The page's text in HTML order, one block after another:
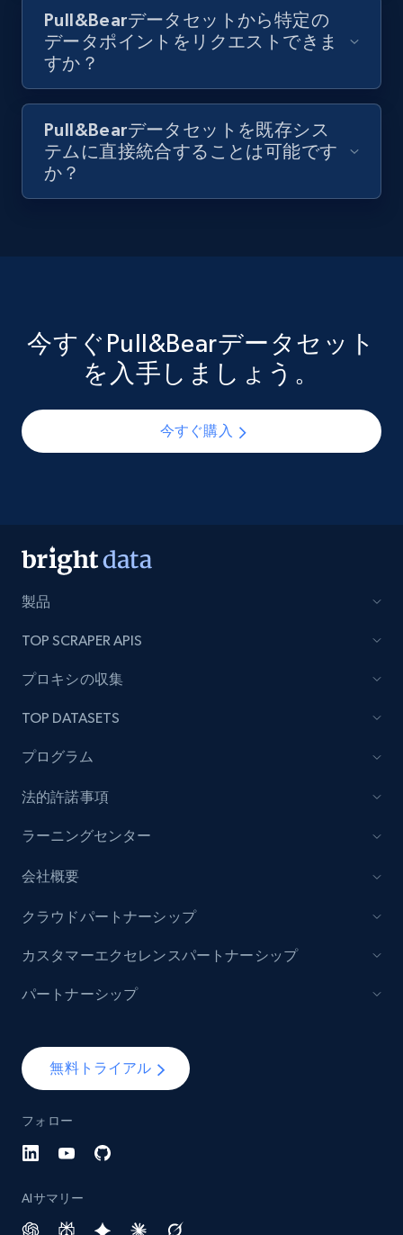
Pull&Bearデータセットから特定の
データポイントをリクエストできま
すか？
Pull&Bearデータセットを既存シス
テムに直接統合することは可能です
か？
今すぐPull&Bearデータセット
を入手しましょう。
今すぐ購入
製品
TOP SCRAPER APIS
プロキシの収集
TOP DATASETS
プログラム
法的許諾事項
ラーニングセンター
会社概要
無料トライアル
フォロー
AIサマリー
クラウドパートナーシップ
カスタマーエクセレンスパートナーシップ
パートナーシップ